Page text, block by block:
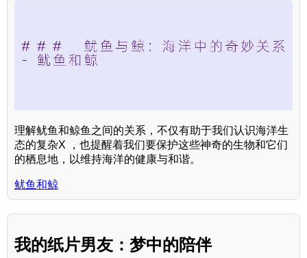
理解鱿鱼和鲸鱼之间的关系，不仅有助于我们认识海洋生
态的复杂X ，也提醒着我们要保护这些神奇的生物和它们
的栖息地，以维持海洋的健康与和谐。
鱿鱼和鲸
我的纸片男友：梦中的陪伴